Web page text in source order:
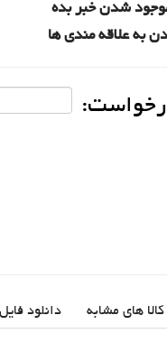
شدن خبر بده
به علاقه مندی ها
کالا های مشابه دانلود فایل